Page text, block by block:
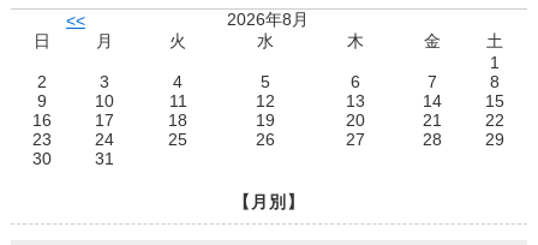
<<
2026年8月
日
月 火 水 木 金
土
1
2
3 4 5 6 7
8
9
10 11 12 13 14
15
16
17 18 19 20 21
22
23
24 25 26 27 28
29
30
31
【月別】